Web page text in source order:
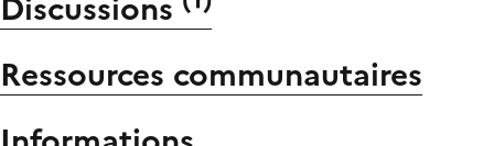
Discussions
Ressources communautaires